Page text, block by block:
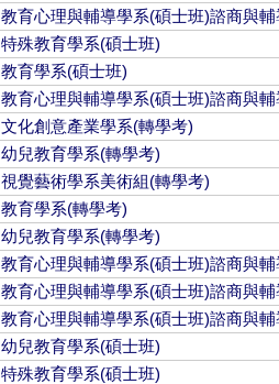
教育心理與輔導學系(碩士班)諮商與輔
特殊教育學系(碩士班)
教育學系(碩士班)
教育心理與輔導學系(碩士班)諮商與輔
文化創意產業學系(轉學考)
幼兒教育學系(轉學考)
視覺藝術學系美術組(轉學考)
教育學系(轉學考)
幼兒教育學系(轉學考)
教育心理與輔導學系(碩士班)諮商與輔
教育心理與輔導學系(碩士班)諮商與輔
教育心理與輔導學系(碩士班)諮商與輔
幼兒教育學系(碩士班)
特殊教育學系(碩士班)